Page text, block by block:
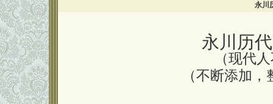
永川
永川历
（现代
（不断添加